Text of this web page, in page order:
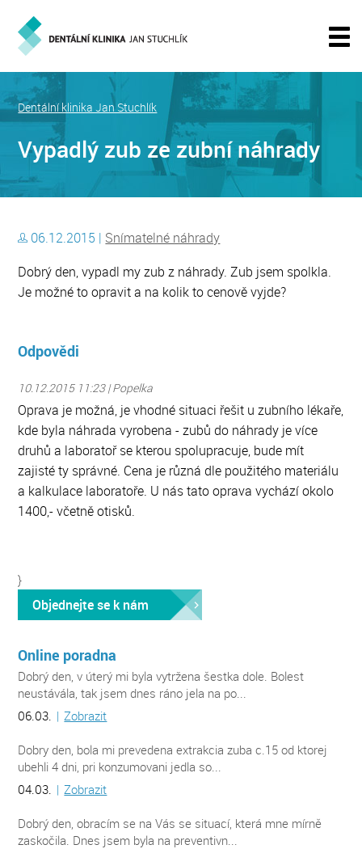
Vypadlý zub ze zubní náhrady
Dentální klinika Jan Stuchlík
06.12.2015 | Snímatelné náhrady
Dobrý den, vypadl my zub z náhrady. Zub jsem spolkla.
Je možné to opravit a na kolik to cenově vyjde?
Odpovědi
10.12.2015 11:23 | Popelka
Oprava je možná, je vhodné situaci řešit u zubního lékaře,
kde byla náhrada vyrobena - zubů do náhrady je více
druhů a laboratoř se kterou spolupracuje, bude mít
zajisté ty správné. Cena je různá dle použitého materiálu
a kalkulace laboratoře. U nás tato oprava vychází okolo
1400,- včetně otisků.
}
Objednejte se k nám
Online poradna
Dobrý den, v úterý mi byla vytržena šestka dole. Bolest
neustávála, tak jsem dnes ráno jela na po...
06.03. | Zobrazit
Dobry den, bola mi prevedena extrakcia zuba c.15 od ktorej
ubehli 4 dni, pri konzumovani jedla so...
04.03. | Zobrazit
Dobrý den, obracím se na Vás se situací, která mne mírně
zaskočila. Dnes jsem byla na preventivn...